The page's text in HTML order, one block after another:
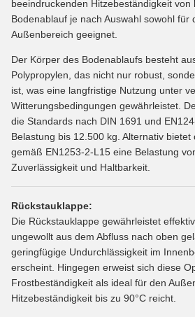
beeindruckenden Hitzebeständigkeit von
Bodenablauf je nach Auswahl sowohl für
Außenbereich geeignet.
Der Körper des Bodenablaufs besteht
Polypropylen, das nicht nur robust,
ist, was eine langfristige Nutzung unter
Witterungsbedingungen gewährleistet.
die Standards nach DIN 1691 und
Belastung bis 12.500 kg. Alternativ
gemäß EN1253-2-L15 eine Belastung
Zuverlässigkeit und Haltbarkeit.
Rückstauklappe:
Die Rückstauklappe gewährleistet
ungewollt aus dem Abfluss nach oben
geringfügige Undurchlässigkeit im
erscheint. Hingegen erweist sich diese
Frostbeständigkeit als ideal für den
Hitzebeständigkeit bis zu 90°C reicht.